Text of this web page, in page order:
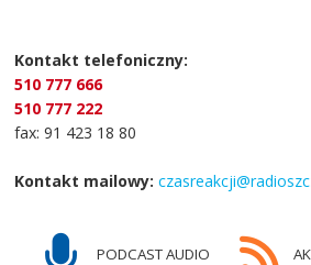
Kontakt telefoniczny:
510 777 666
510 777 222
fax: 91 423 18 80
Kontakt mailowy:
PODCAST AUDIO